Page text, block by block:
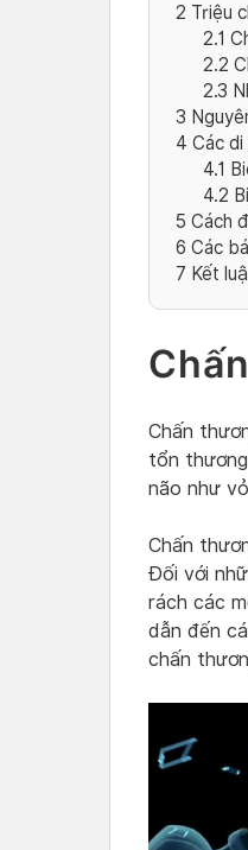
2 Triệu
2.1
2.2
2.3
3
4 Các di
4.1
4.2
5 Cách
6 Các
7 Kết
Chấn
tổn
não như
Chấn
Đối với
rách các
dẫn đến
chấn